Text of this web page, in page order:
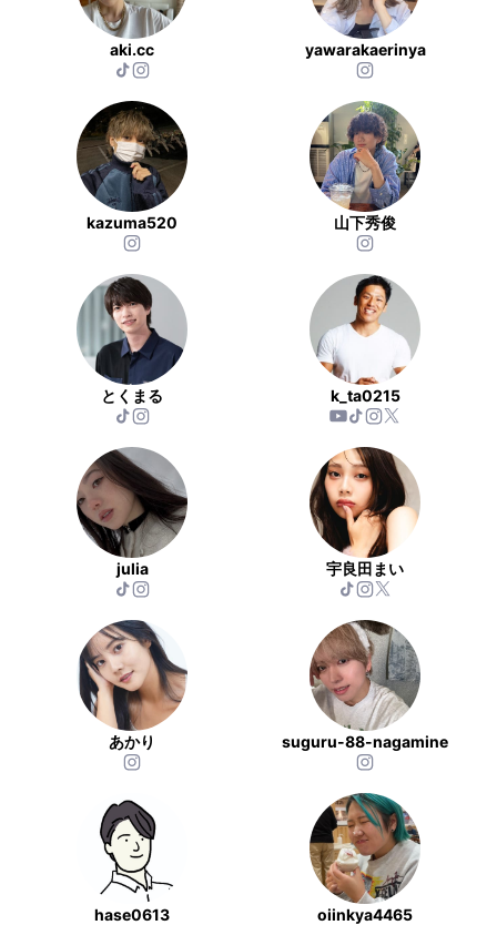
aki.cc yawarakaerinya
kazuma520 山下秀俊
とくまる k_ta0215
julia 宇良田まい
あかり suguru-88-nagamine
hase0613 oiinkya4465